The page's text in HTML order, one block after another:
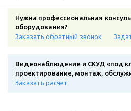
Нужна профессиональная
оборудования?
Заказать обратный звонок
Видеонаблюдение и СКУД «под
проектирование, монтаж,
Заказать расчет